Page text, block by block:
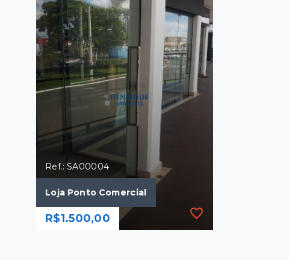
Ref.: SA00004
Loja Ponto Comercial
R$1.500,00